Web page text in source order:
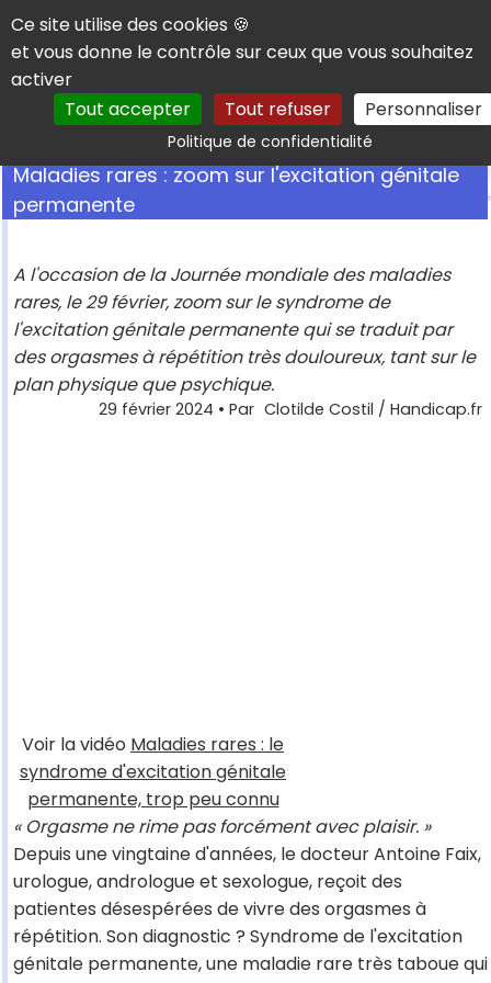
Panneau de gestion des cookies
Ce site utilise des cookies 🍪
et vous donne le contrôle sur ceux que vous souhaitez
activer
Tout accepter
Tout refuser Personnaliser
Politique de confidentialitéRechercher
Maladies rares : zoom sur l'excitation génitale
permanente
A l'occasion de la Journée mondiale des maladies
rares, le 29 février, zoom sur le syndrome de
l'excitation génitale permanente qui se traduit par
des orgasmes à répétition très douloureux, tant sur le
plan physique que psychique.
29 février 2024 • Par Clotilde Costil / Handicap.fr
Voir la vidéo Maladies rares : le
syndrome d'excitation génitale
permanente, trop peu connu
« Orgasme ne rime pas forcément avec plaisir. »
Depuis une vingtaine d'années, le docteur Antoine Faix,
urologue, andrologue et sexologue, reçoit des
patientes désespérées de vivre des orgasmes à
répétition. Son diagnostic ? Syndrome de l'excitation
génitale permanente, une maladie rare très taboue qui